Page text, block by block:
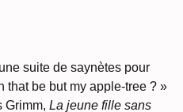
suite de saynètes pour
that be but my apple-tree ? »
Grimm, La jeune fille sans